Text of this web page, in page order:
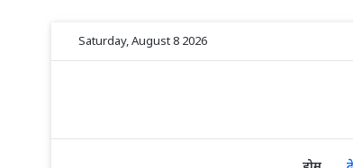
Saturday, August 8 2026